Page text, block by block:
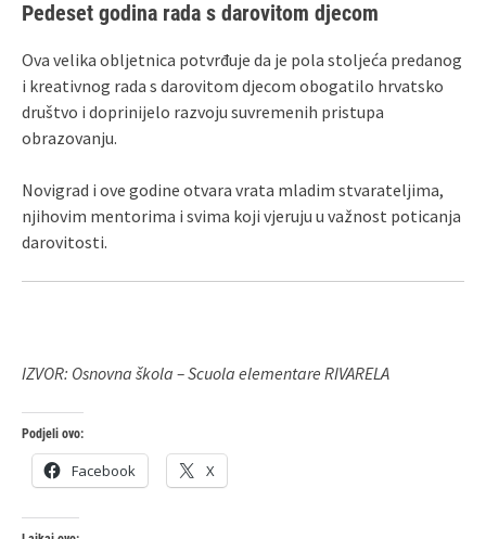
Pedeset godina rada s darovitom djecom
Ova velika obljetnica potvrđuje da je pola stoljeća predanog
i kreativnog rada s darovitom djecom obogatilo hrvatsko
društvo i doprinijelo razvoju suvremenih pristupa
obrazovanju.
Novigrad i ove godine otvara vrata mladim stvarateljima,
njihovim mentorima i svima koji vjeruju u važnost poticanja
darovitosti.
IZVOR: Osnovna škola – Scuola elementare RIVARELA
Podjeli ovo:
Facebook X